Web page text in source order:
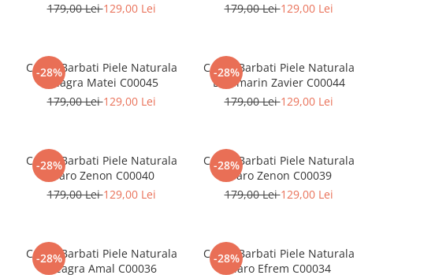
179,00 Lei129,00 Lei
179,00 Lei129,00 Lei
-28%
Curea Barbati Piele Naturala
Neagra Matei C00045
179,00 Lei129,00 Lei
-28%
Curea Barbati Piele Naturala
Bleumarin Zavier C00044
179,00 Lei129,00 Lei
-28%
Curea Barbati Piele Naturala
Maro Zenon C00040
179,00 Lei129,00 Lei
-28%
Curea Barbati Piele Naturala
Maro Zenon C00039
179,00 Lei129,00 Lei
-28%
Curea Barbati Piele Naturala
Neagra Amal C00036
-28%
Curea Barbati Piele Naturala
Maro Efrem C00034